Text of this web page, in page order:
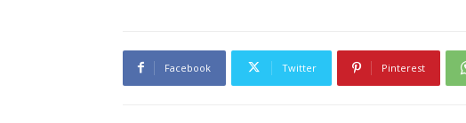
Facebook Twitter Pinterest